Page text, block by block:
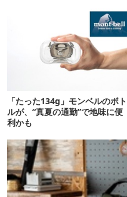
「たった134g」モンベルのボト
ルが、“真夏の通勤”で地味に便
利かも